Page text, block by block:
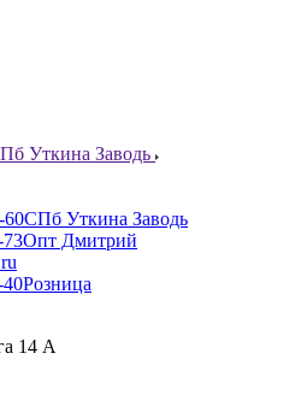
Уткина Заводь
60СПб Уткина Заводь
73Опт Дмитрий
40Розница
14 А